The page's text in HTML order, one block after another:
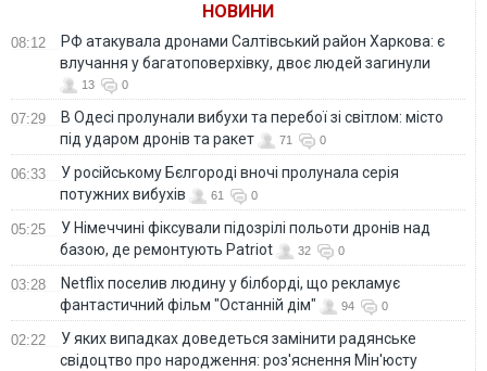
НОВИНИ
08:12
РФ атакувала дронами Салтівський район Харкова: є
влучання у багатоповерхівку, двоє людей загинули
13 0
07:29
В Одесі пролунали вибухи та перебої зі світлом: місто
під ударом дронів та ракет
71 0
06:33
У російському Бєлгороді вночі пролунала серія
потужних вибухів
61 0
05:25
У Німеччині фіксували підозрілі польоти дронів над
базою, де ремонтують Patriot
32 0
03:28
Netflix поселив людину у білборді, що рекламує
фантастичний фільм "Останній дім"
94 0
02:22
У яких випадках доведеться замінити радянське
свідоцтво про народження: роз'яснення Мін'юсту